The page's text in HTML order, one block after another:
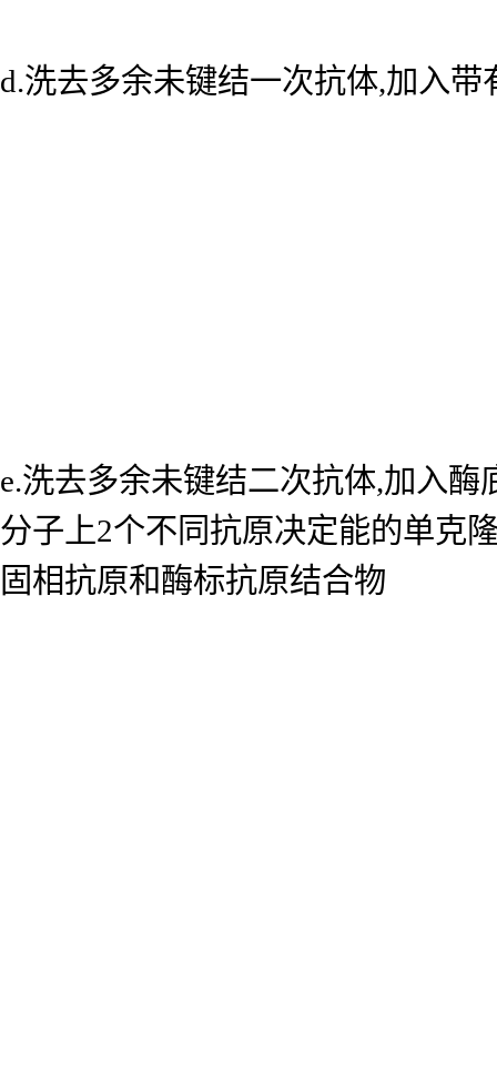
d.洗去多余未键结一次抗体,加入
e.洗去多余未键结二次抗体,加入
分子上2个不同抗原决定能的单克
固相抗原和酶标抗原结合物